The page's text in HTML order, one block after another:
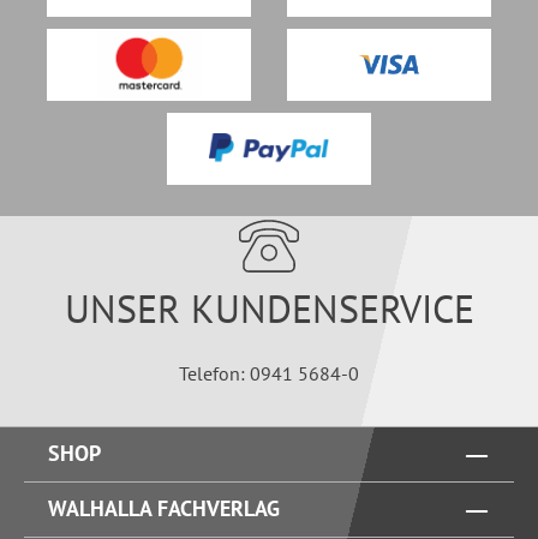
UNSER KUNDENSERVICE
Telefon: 0941 5684-0
SHOP
WALHALLA FACHVERLAG